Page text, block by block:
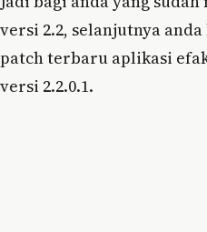
versi 2.2, selanjutnya
patch terbaru aplikasi
versi 2.2.0.1.